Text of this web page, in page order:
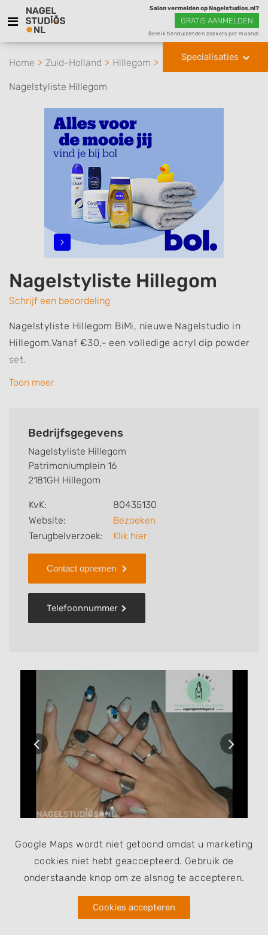
Salon vermelden op Nagelstudios.nl?
GRATIS AANMELDEN
Bereik tienduizenden zoekers per maand!
Specialisaties
Home Zuid-Holland Hillegom
Nagelstyliste Hillegom
Nagelstyliste Hillegom
Schrijf een beoordeling
Nagelstyliste Hillegom BiMi, nieuwe Nagelstudio in
Hillegom.Vanaf €30,- een volledige acryl dip powder
set.
veel verschillende kleuren verkrijgbaar, waardoor je
eindeloos met kleuren kan combineren.
Een heel groot voordeel van dip powder is, is dat het
minder schadelijk is voor u nagels.
Toon meer
Bedrijfsgegevens
Nagelstyliste Hillegom
Patrimoniumplein 16
2181GH Hillegom
KvK:
80435130
Website:
Bezoeken
Terugbelverzoek:
Klik hier
Contact opnemen
Telefoonnummer
Google Maps wordt niet getoond omdat u marketing
cookies niet hebt geaccepteerd. Gebruik de
onderstaande knop om ze alsnog te accepteren.
Cookies accepteren